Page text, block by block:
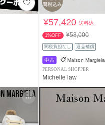
¥57,420送料込
1%OFF ¥58,000
関税負担なし 返品補償
中古 Maison Margiela
PERSONAL SHOPPER
Michelle law